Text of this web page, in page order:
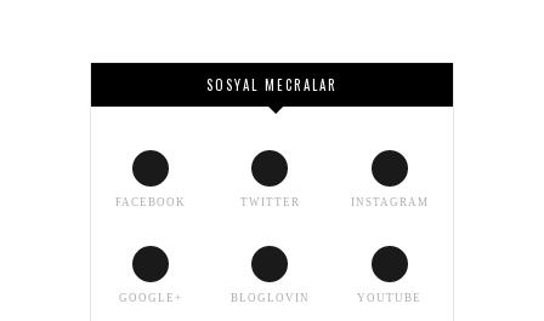
SOSYAL MECRALAR
FACEBOOK TWITTER INSTAGRAM
GOOGLE+ BLOGLOVIN YOUTUBE